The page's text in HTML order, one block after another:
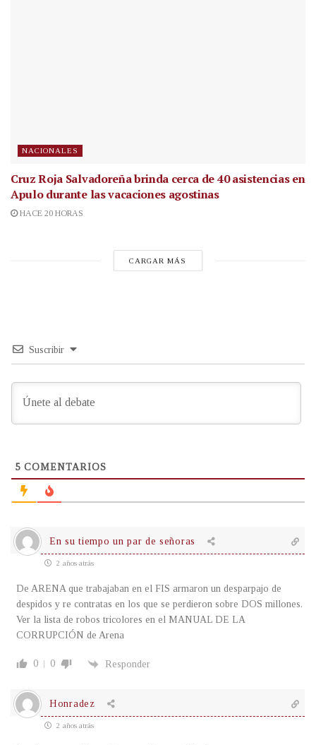
NACIONALES
Cruz Roja Salvadoreña brinda cerca de 40 asistencias en
Apulo durante las vacaciones agostinas
HACE 20 HORAS
CARGAR MÁS
Suscribir
5 COMENTARIOS
En su tiempo un par de señoras
2 años atrás
De ARENA que trabajaban en el FIS armaron un desparpajo de
despidos y re contratas en los que se perdieron sobre DOS millones.
Ver la lista de robos tricolores en el MANUAL DE LA
CORRUPCIÓN de Arena
0 0 Responder
Honradez
2 años atrás